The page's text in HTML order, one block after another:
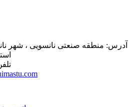
آدرس: منطقه صنعتی نانسویی ، شهر
تلفن: